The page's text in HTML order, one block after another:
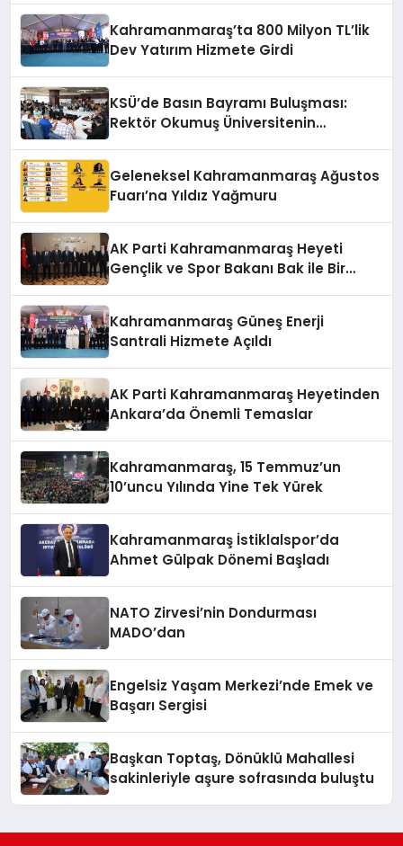
Kahramanmaraş’ta 800 Milyon TL’lik
Dev Yatırım Hizmete Girdi
KSÜ’de Basın Bayramı Buluşması:
Rektör Okumuş Üniversitenin
Geleneksel Kahramanmaraş Ağustos
Fuarı’na Yıldız Yağmuru
AK Parti Kahramanmaraş Heyeti
Gençlik ve Spor Bakanı Bak ile Bir
Kahramanmaraş Güneş Enerji
Santrali Hizmete Açıldı
AK Parti Kahramanmaraş Heyetinden
Ankara’da Önemli Temaslar
Kahramanmaraş, 15 Temmuz’un
10’uncu Yılında Yine Tek Yürek
Kahramanmaraş İstiklalspor’da
Ahmet Gülpak Dönemi Başladı
NATO Zirvesi’nin Dondurması
MADO’dan
Engelsiz Yaşam Merkezi’nde Emek ve
Başarı Sergisi
Başkan Toptaş, Dönüklü Mahallesi
sakinleriyle aşure sofrasında buluştu